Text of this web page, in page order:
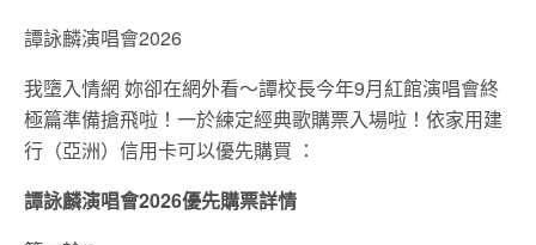
譚詠麟演唱會2026
我墮入情網 妳卻在網外看～譚校長今年9月紅館演唱會終
極篇準備搶飛啦！一於練定經典歌購票入場啦！依家用建
行（亞洲）信用卡可以優先購買 ：
譚詠麟演唱會2026優先購票詳情